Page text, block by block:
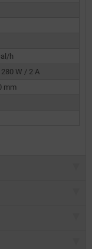
h
W / 2 A
mm